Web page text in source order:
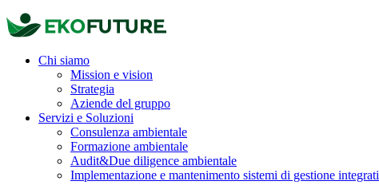
Chi siamo
Mission e vision
Strategia
Aziende del gruppo
Servizi e Soluzioni
Consulenza ambientale
Formazione ambientale
Audit&Due diligence ambientale
Implementazione e mantenimento sistemi di gestione integrati